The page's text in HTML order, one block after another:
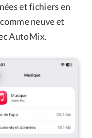
et fichiers en
neuve et
AutoMix.